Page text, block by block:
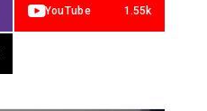
YouTube 1.55k